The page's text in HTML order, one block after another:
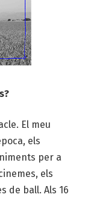
El meu
els
per a
els
de ball. Als 16